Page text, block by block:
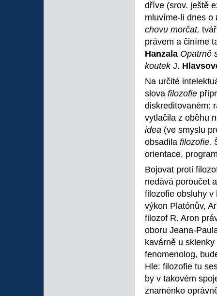
dříve (srov. ještě
mluvíme-li dnes o
chovu morčat,
právem a činíme
Hanzala Opatrně
koutek J.
Na určité
slova filozofie
diskreditovaném:
vytlačila z oběhu
idea (ve smyslu
obsadila filozofie.
orientace,
Bojovat proti
nedává poroučet
filozofie obsluhy v
výkon Platónův,
filozof R. Aron
oboru Jeana-
kavárně u
fenomenolog,
Hle: filozofie tu
by v takovém
znaménko